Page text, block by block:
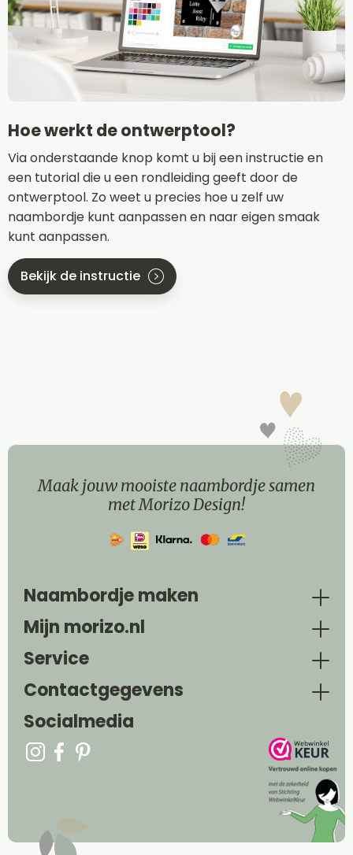
Hoe werkt de ontwerptool?
Via onderstaande knop komt u bij een instructie en
een tutorial die u een rondleiding geeft door de
ontwerptool. Zo weet u precies hoe u zelf uw
naambordje kunt aanpassen en naar eigen smaak
kunt aanpassen.
Bekijk de instructie
Maak jouw mooiste naambordje samen
met Morizo Design!
Naambordje maken
Mijn morizo.nl
Service
Contactgegevens
Socialmedia